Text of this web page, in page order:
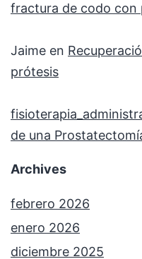
fractura de codo con
Jaime en
prótesis
de una
Archives
febrero 2026
enero 2026
diciembre 2025